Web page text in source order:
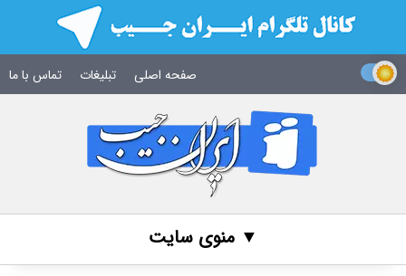
صفحه اصلی تبلیغات تماس با ما
▼ منوی سایت